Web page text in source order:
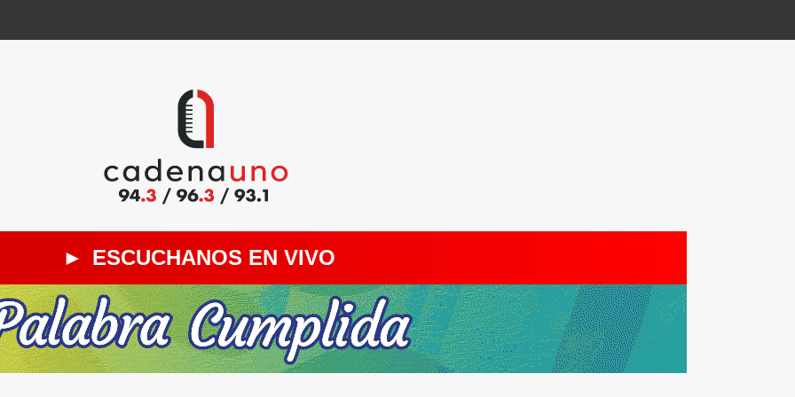
► ESCUCHANOS EN VIVO